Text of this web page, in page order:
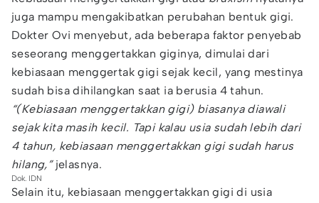
juga mampu mengakibatkan perubahan bentuk gigi.
Dokter Ovi menyebut, ada beberapa faktor penyebab
seseorang menggertakkan giginya, dimulai dari
kebiasaan menggertak gigi sejak kecil, yang mestinya
sudah bisa dihilangkan saat ia berusia 4 tahun.
“(Kebiasaan menggertakkan gigi) biasanya diawali
sejak kita masih kecil. Tapi kalau usia sudah lebih dari
4 tahun, kebiasaan menggertakkan gigi sudah harus
hilang,”jelasnya.
Dok. IDN
Selain itu, kebiasaan menggertakkan gigi di usia